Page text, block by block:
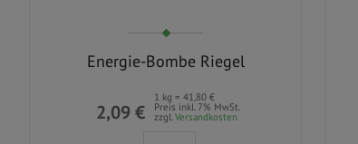
Energie-Bombe Riegel
2,09 €
1 kg = 41,80 €
Preis inkl. 7% MwSt.
zzgl.Versandkosten